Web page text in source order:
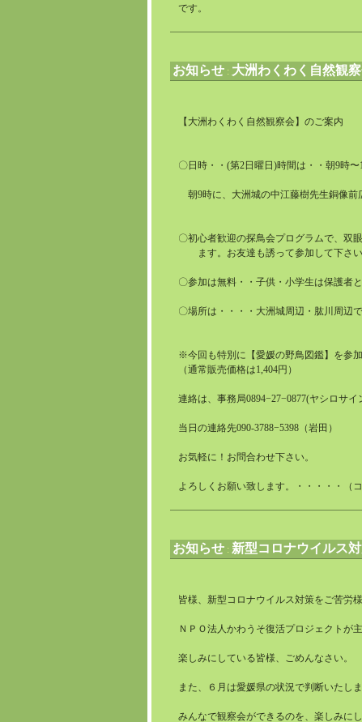
です。
お知らせ : 大洲わくわく自然観
【大洲わくわく自然観察会】のご案内
〇日時・・(第2日曜日)時間は・・朝9時
朝9時に、大洲城の中江藤樹先生銅像前
〇初心者歓迎の探鳥会プログラムで、双
ます。お友達も誘って参加して下さい
〇参加は無料・・子供・小学生は保護者
〇場所は・・・・大洲城周辺・肱川周辺で
※今回も特別に【愛媛の野鳥図鑑】を参
（通常販売価格は1,404円）
連絡は、事務局0894−27−0877(ヤシロサイ
当日の連絡先090-3788−5398（岩田）
お気軽に！お問合わせ下さい。
よろしくお願い致します。・・・・・（
お知らせ : 新型コロナウイルス
皆様、新型コロナウイルス対策をご苦労様
ＮＰＯ法人かわうそ復活プロジェクトが
楽しみにしている皆様、ごめんなさい。
また、６月は愛媛県の状況で判断いたしま
みんなで観察会ができるのを、楽しみにし